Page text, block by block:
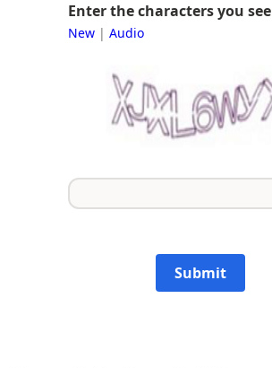
Enter the characters you see
New| Audio
Submit